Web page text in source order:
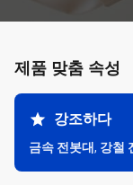
제품 맞춤 속성
강조하다
금속 전봇대, 강철